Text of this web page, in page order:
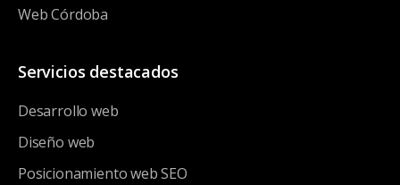
Web Córdoba
Servicios destacados
Desarrollo web
Diseño web
Posicionamiento web SEO